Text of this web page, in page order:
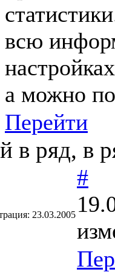
всю
а можно
Перейти
в ряд, в
23.03.2005
#